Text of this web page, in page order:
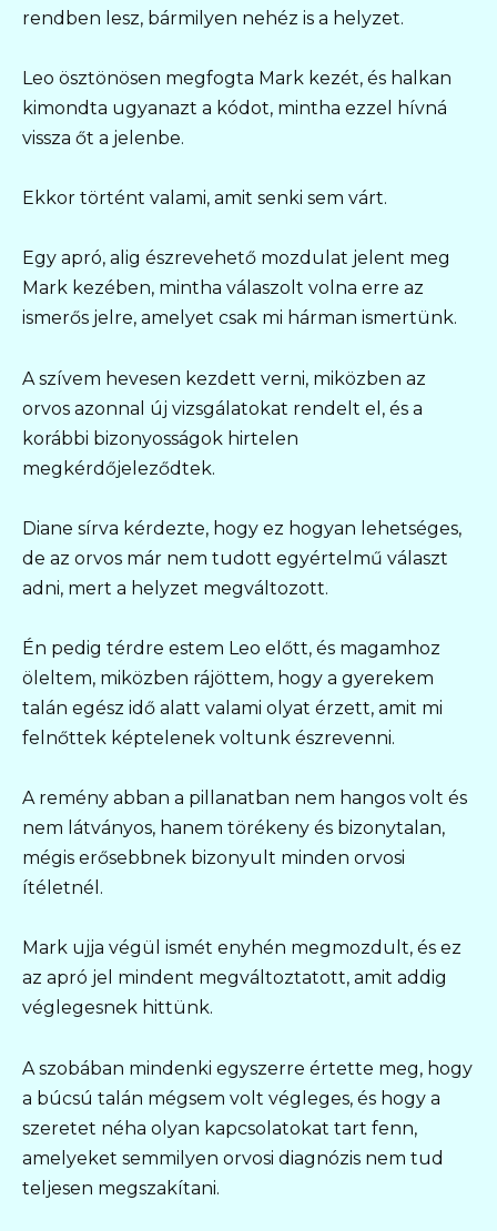
rendben lesz, bármilyen nehéz is a helyzet.
Leo ösztönösen megfogta Mark kezét, és halkan
kimondta ugyanazt a kódot, mintha ezzel hívná
vissza őt a jelenbe.
Ekkor történt valami, amit senki sem várt.
Egy apró, alig észrevehető mozdulat jelent meg
Mark kezében, mintha válaszolt volna erre az
ismerős jelre, amelyet csak mi hárman ismertünk.
A szívem hevesen kezdett verni, miközben az
orvos azonnal új vizsgálatokat rendelt el, és a
korábbi bizonyosságok hirtelen
megkérdőjeleződtek.
Diane sírva kérdezte, hogy ez hogyan lehetséges,
de az orvos már nem tudott egyértelmű választ
adni, mert a helyzet megváltozott.
Én pedig térdre estem Leo előtt, és magamhoz
öleltem, miközben rájöttem, hogy a gyerekem
talán egész idő alatt valami olyat érzett, amit mi
felnőttek képtelenek voltunk észrevenni.
A remény abban a pillanatban nem hangos volt és
nem látványos, hanem törékeny és bizonytalan,
mégis erősebbnek bizonyult minden orvosi
ítéletnél.
Mark ujja végül ismét enyhén megmozdult, és ez
az apró jel mindent megváltoztatott, amit addig
véglegesnek hittünk.
A szobában mindenki egyszerre értette meg, hogy
a búcsú talán mégsem volt végleges, és hogy a
szeretet néha olyan kapcsolatokat tart fenn,
amelyeket semmilyen orvosi diagnózis nem tud
teljesen megszakítani.